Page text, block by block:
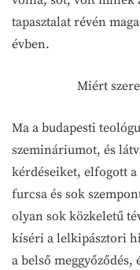
tapasztalat révén
évben.
Miért
Ma a budapesti
szemináriumot, és
kérdéseiket, elfogott a
furcsa és sok
olyan sok közkeletű
kíséri a lelkipásztori
a belső